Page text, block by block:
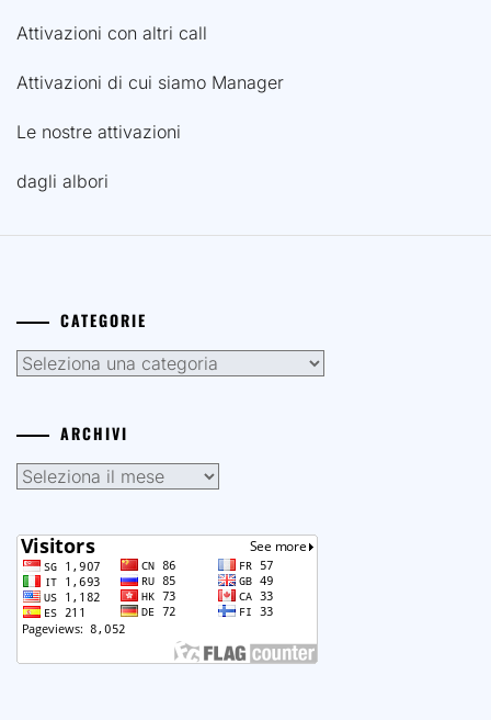
Attivazioni con altri call
Attivazioni di cui siamo Manager
Le nostre attivazioni
dagli albori
CATEGORIE
Categorie
ARCHIVI
Archivi